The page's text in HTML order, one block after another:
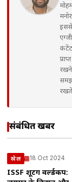
इससे
रखने
समझ
रखते
संबंधित खबरें
खेल 18 Oct 2024
ISSF शूटिंग वर्ल्डकप: